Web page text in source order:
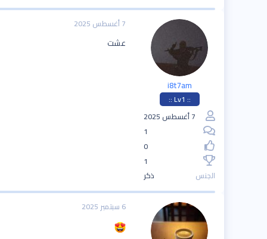
i8t7am
:: Lv1 ::
7 أغسطس 2025
1
0
1
الجنس
ذكر
7 أغسطس 2025
عشت
6 سبتمبر 2025